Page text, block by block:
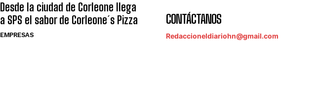
Desde la ciudad de Corleone llega
a SPS el sabor de Corleone´s Pizza
EMPRESAS
CONTÁCTANOS
Redaccioneldiariohn@gmail.com